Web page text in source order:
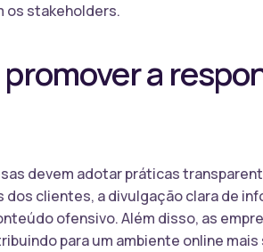
os stakeholders.
a
devem adotar práticas
clientes, a divulgação clara de
ofensivo. Além disso, as
para um ambiente online